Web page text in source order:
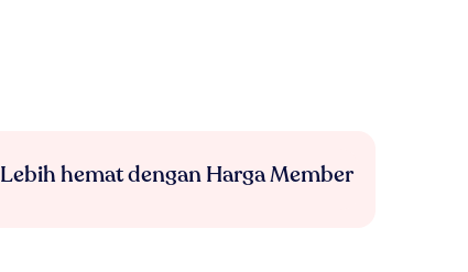
Lebih hemat dengan Harga Member